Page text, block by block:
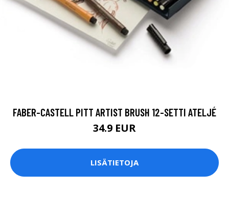
FABER-CASTELL PITT ARTIST BRUSH 12-SETTI ATELJÉ
34.9 EUR
LISÄTIETOJA